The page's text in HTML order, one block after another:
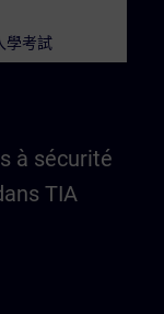
學考試
à sécurité
TIA